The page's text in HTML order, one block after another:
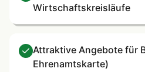
Wirtschaftskreisläufe
Attraktive Angebote für
Ehrenamtskarte)